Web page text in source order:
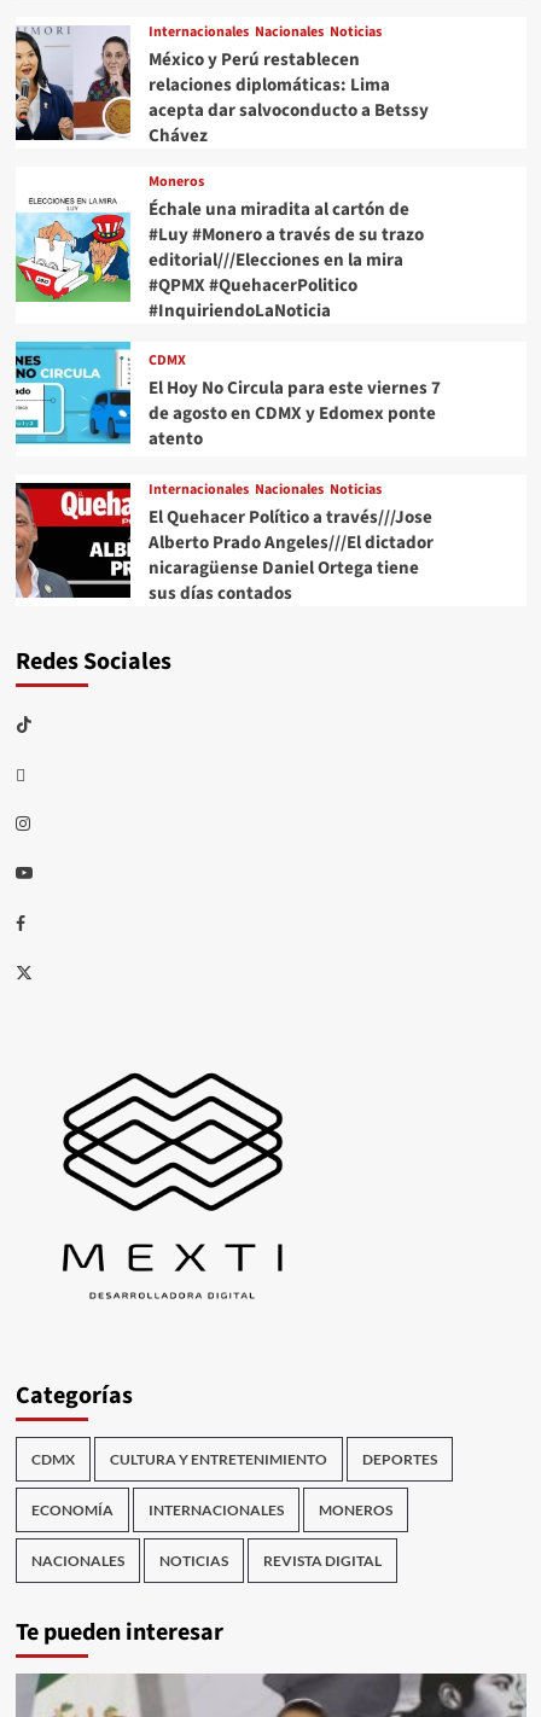
Internacionales Nacionales Noticias
México y Perú restablecen
relaciones diplomáticas: Lima
acepta dar salvoconducto a Betssy
Chávez
Moneros
Échale una miradita al cartón de
#Luy #Monero a través de su trazo
editorial///Elecciones en la mira
#QPMX #QuehacerPolitico
#InquiriendoLaNoticia
CDMX
El Hoy No Circula para este viernes 7
de agosto en CDMX y Edomex ponte
atento
Internacionales Nacionales Noticias
El Quehacer Político a través///Jose
Alberto Prado Angeles///El dictador
nicaragüense Daniel Ortega tiene
sus días contados
Redes Sociales
TikTok
threads
Instagram
Youtube
Facebook
X
Categorías
CDMX CULTURA Y ENTRETENIMIENTO DEPORTES
ECONOMÍA INTERNACIONALES MONEROS
NACIONALES NOTICIAS REVISTA DIGITAL
Te pueden interesar